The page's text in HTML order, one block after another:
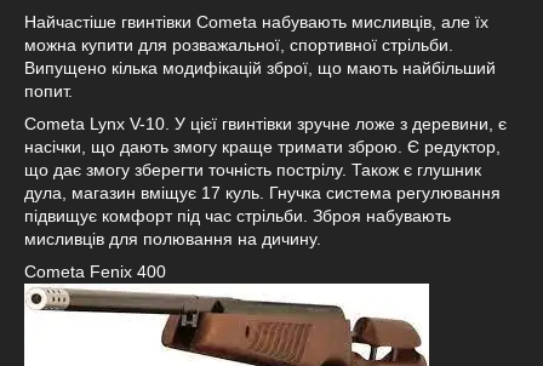
Найчастіше гвинтівки Cometa набувають мисливців, але їх
можна купити для розважальної, спортивної стрільби.
Випущено кілька модифікацій зброї, що мають найбільший
попит.
Cometa Lynx V-10. У цієї гвинтівки зручне ложе з деревини, є
насічки, що дають змогу краще тримати зброю. Є редуктор,
що дає змогу зберегти точність пострілу. Також є глушник
дула, магазин вміщує 17 куль. Гнучка система регулювання
підвищує комфорт під час стрільби. Зброя набувають
мисливців для полювання на дичину.
Cometa Fenix 400